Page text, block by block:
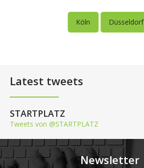
Köln Düsseldorf
Latest tweets
STARTPLATZ
Tweets von @STARTPLATZ
Newsletter